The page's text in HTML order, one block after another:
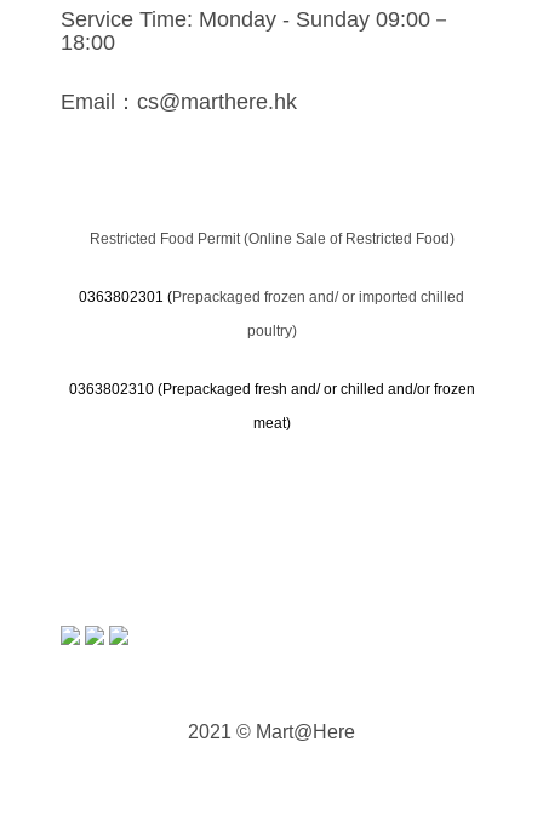
Service Time: Monday - Sunday 09:00－
18:00
Email：cs@marthere.hk
Restricted Food Permit (Online Sale of Restricted Food)
0363802301 (Prepackaged frozen and/ or imported chilled
poultry)
0363802310 (Prepackaged fresh and/ or chilled and/or frozen
meat)
2021 © Mart@Here